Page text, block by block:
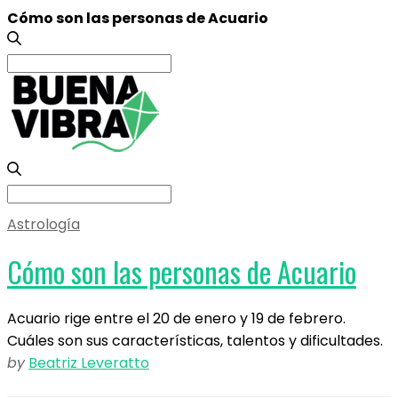
Cómo son las personas de Acuario
Search
for:
Search
Astrología
Cómo son las personas de Acuario
Acuario rige entre el 20 de enero y 19 de febrero.
Cuáles son sus características, talentos y dificultades.
by Beatriz Leveratto